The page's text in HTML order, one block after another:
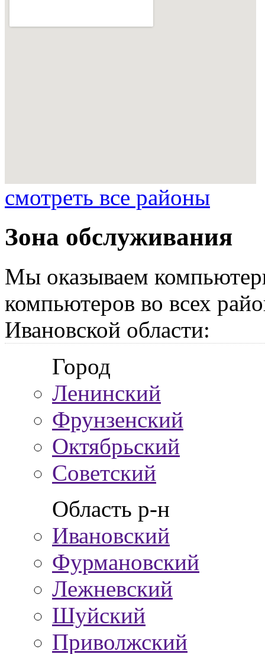
смотреть все районы
Зона обслуживания
Мы оказываем
компьютеров во всех
Ивановской области:
Город
Ленинский
Фрунзенский
Октябрьский
Советский
Область р-н
Ивановский
Фурмановский
Лежневский
Шуйский
Приволжский